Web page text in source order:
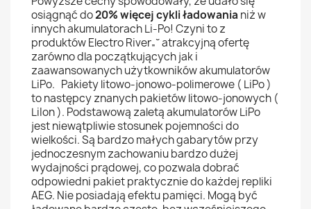
osiągnąć do20% więcej cykli ładowania niż w
innych akumulatorach Li-Po! Czyni to z
produktów Electro River„˘ atrakcyjną ofertę
zarówno dla początkujących jak i
zaawansowanych użytkowników akumulatorów
LiPo. Pakiety litowo-jonowo-polimerowe ( LiPo )
to następcy znanych pakietów litowo-jonowych (
LiIon ). Podstawową zaletą akumulatorów LiPo
jest niewątpliwie stosunek pojemności do
wielkości. Są bardzo małych gabarytów przy
jednoczesnym zachowaniu bardzo dużej
wydajności prądowej, co pozwala dobrać
odpowiedni pakiet praktycznie do każdej repliki
AEG. Nie posiadają efektu pamięci. Mogą być